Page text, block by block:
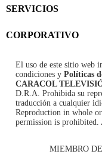
SERVICIOS
CORPORATIVO
El uso de este sitio web
condiciones y Políticas
CARACOL
D.R.A. Prohibida su
traducción a cualquier
Reproduction in whole
permission is prohibited.
MIEMBRO